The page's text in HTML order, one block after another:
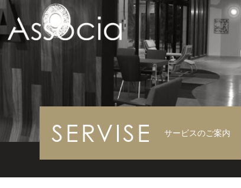
SERVISE サービスのご案内